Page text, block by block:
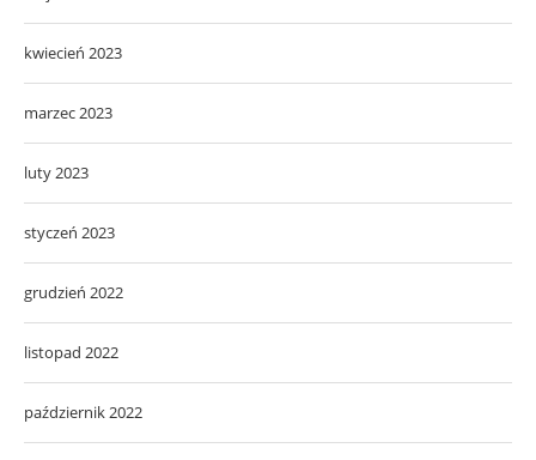
kwiecień 2023
marzec 2023
luty 2023
styczeń 2023
grudzień 2022
listopad 2022
październik 2022